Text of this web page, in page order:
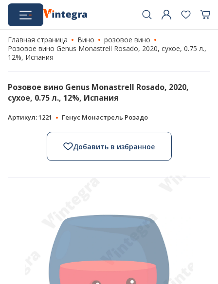
Главная страница Вино
розовое вино
Розовое вино Genus Monastrell Rosado, 2020, сухое, 0.75 л.,
12%, Испания
Розовое вино Genus Monastrell Rosado, 2020,
сухое, 0.75 л., 12%, Испания
Артикул: 1221 Генус Монастрель Розадо
Добавить в избранное